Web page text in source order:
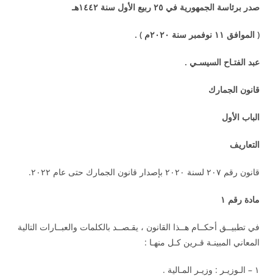
صدر برئاسة الجمهورية في ٢٥ ربيع الأول سنة ١٤٤٢هـ
( الموافق ١١ نوفمبر سنة ٢٠٢٠م ) .
عبد الفتـاح السيسـي .
قانون الجمارك
الباب الأول
التعاريف
قانون رقم ٢٠٧ لسنة ٢٠٢٠ بإصدار قانون الجمارك حتى عام ٢٠٢٢.
مادة رقم ١
في تطبيــق أحكــام هــذا القانون ، يقـصــد بالكلمات والعبــارات التالية
المعاني المبينـة قـرين كـل منهـا :
١ – الـوزيـر : وزيـر المـالية .